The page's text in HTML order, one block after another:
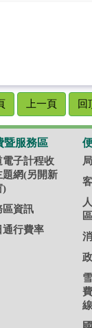
上一頁 回
暨服務區
電子計程收
題網(另開新
)
區資訊
通行費率
區